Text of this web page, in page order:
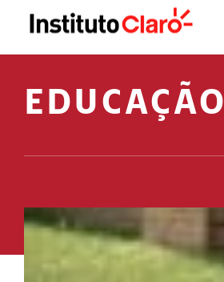
EDUCAÇÃO